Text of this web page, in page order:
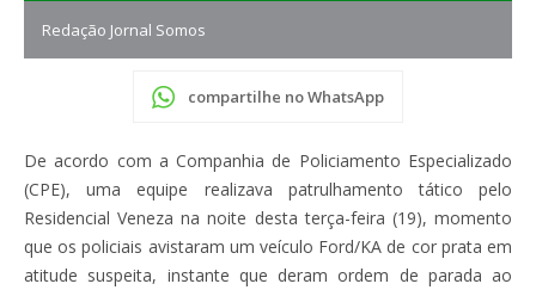
Redação Jornal Somos
compartilhe no WhatsApp
De acordo com a Companhia de Policiamento Especializado
(CPE), uma equipe realizava patrulhamento tático pelo
Residencial Veneza na noite desta terça-feira (19), momento
que os policiais avistaram um veículo Ford/KA de cor prata em
atitude suspeita, instante que deram ordem de parada ao